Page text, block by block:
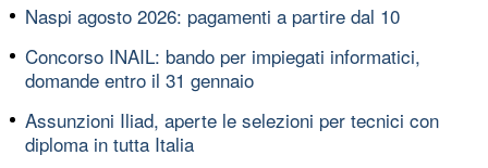
Naspi agosto 2026: pagamenti a partire dal 10
Concorso INAIL: bando per impiegati informatici,
domande entro il 31 gennaio
Assunzioni Iliad, aperte le selezioni per tecnici con
diploma in tutta Italia